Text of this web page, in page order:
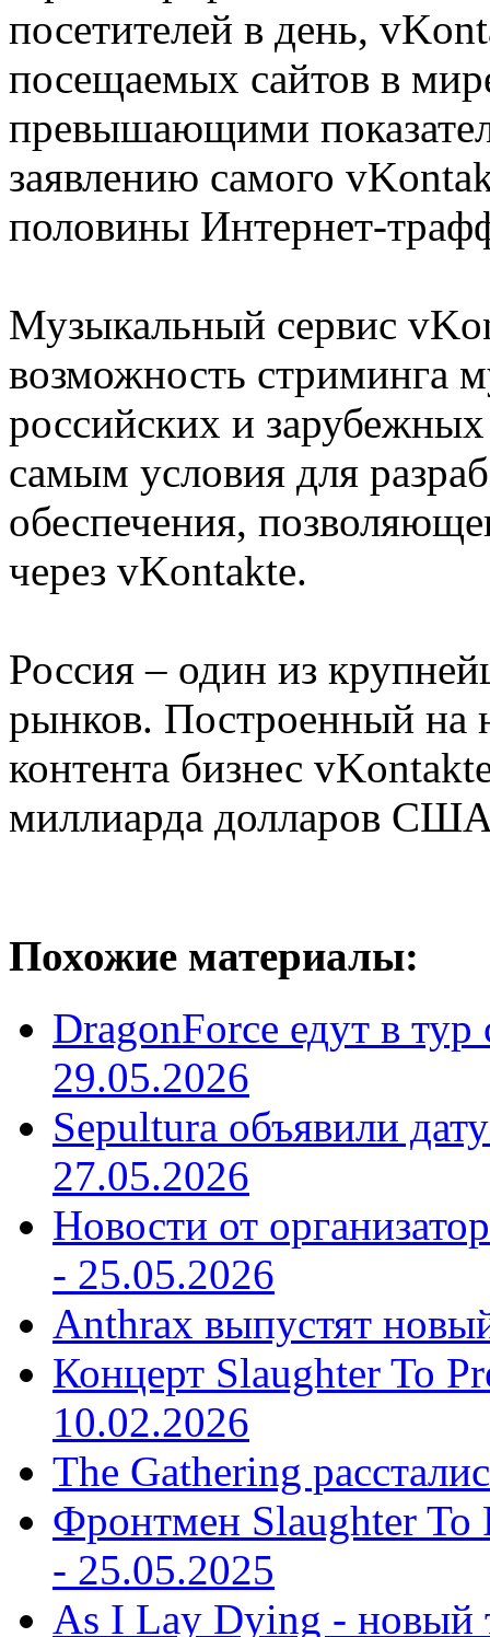
посетителей в день,
посещаемых сайтов в
превышающими
заявлению самого
половины Интернет-
Музыкальный сервис
возможность стриминга
российских и
самым условия для
обеспечения,
через vKontakte.
Россия – один из
рынков. Построенный на
контента бизнес
миллиарда долларов
Похожие материалы:
DragonForce едут в
29.05.2026
Sepultura объявили
27.05.2026
Новости от
- 25.05.2026
Anthrax выпустят
Концерт Slaughter To
10.02.2026
The Gathering
Фронтмен Slaughter To
- 25.05.2025
As I Lay Dying - новый